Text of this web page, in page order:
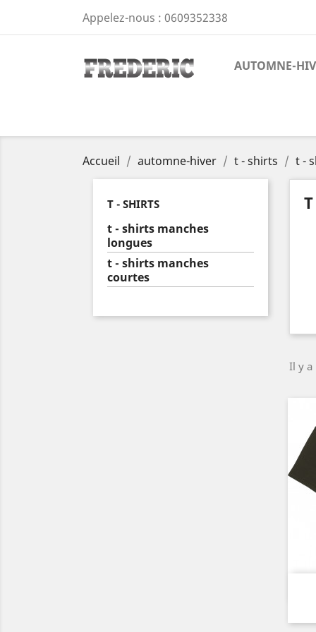
Appelez-nous : 0609352338
AUTOMNE-
Accueil automne-hiver t - shirts t -
T - SHIRTS
t - shirts manches
longues
t - shirts manches
courtes
Il y a